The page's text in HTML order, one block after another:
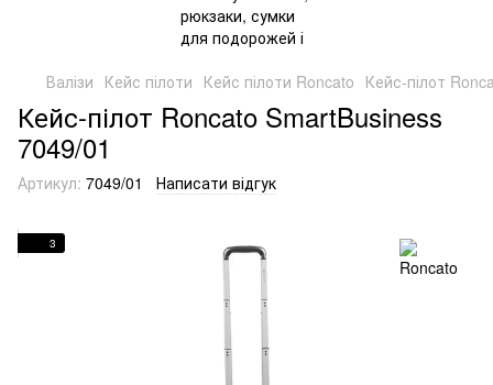
Валізи Кейс пілоти Кейс пілоти Roncato Кейс-пілот
Кейс-пілот Roncato SmartBusiness
7049/01
Артикул: 7049/01 Написати відгук
3